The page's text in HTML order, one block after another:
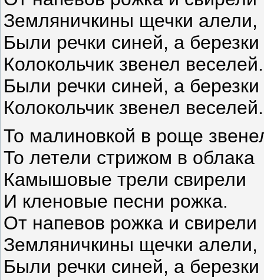
Земляничкины щечки алели,
Были речки синей, а березки
Колокольчик звенел веселей.
Были речки синей, а березки
Колокольчик звенел веселей.
То малиновкой в роще
То летели стрижом в облака
Камышовые трели свирели
И кленовые песни рожка.
От напевов рожка и свирели
Земляничкины щечки алели,
Были речки синей, а березки